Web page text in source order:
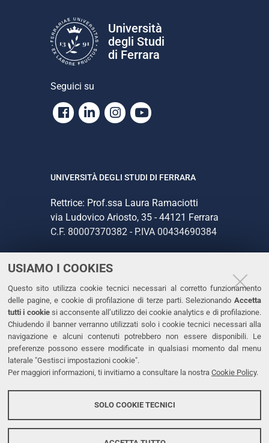
USIAMO I COOKIES
Questo sito utilizza cookie tecnici necessari al corretto funzionamento
delle pagine, e cookie di profilazione di terze parti. Selezionando Accetta
tutti i cookiesi acconsente all’utilizzo dei cookie analytics e di profilazione.
Chiudendo il banner verranno utilizzati solo i cookie tecnici necessari alla
navigazione e alcuni contenuti potrebbero non essere disponibili. Le
preferenze possono essere modificate in qualsiasi momento dal menu
laterale "Gestisci impostazioni cookie".
Per maggiori informazioni, ti invitiamo a consultare la nostra Cookie Policy.
SOLO COOKIE TECNICI
Università
degli Studi
di Ferrara
Seguici su
Facebook
LinkedinInstagram
Youtube
UNIVERSITÀ DEGLI STUDI DI FERRARA
Rettrice: Prof.ssa Laura Ramaciotti
via Ludovico Ariosto, 35 - 44121 Ferrara
C.F. 80007370382 - P.IVA 00434690384
CONTATTI
Tel. +39 0532 293111
Fax. +39 0532 293031
PEC
LINKS
Dichiarazione di accessibilità
Protezione dati personali